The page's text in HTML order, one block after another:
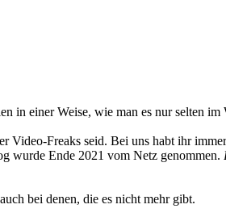
in einer Weise, wie man es nur selten
Video-Freaks seid. Bei uns habt ihr
wurde Ende 2021 vom Netz genommen.
bei denen, die es nicht mehr gibt.